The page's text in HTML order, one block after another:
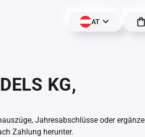
AT
KG,
Jahresabschlüsse oder
Zahlung herunter.